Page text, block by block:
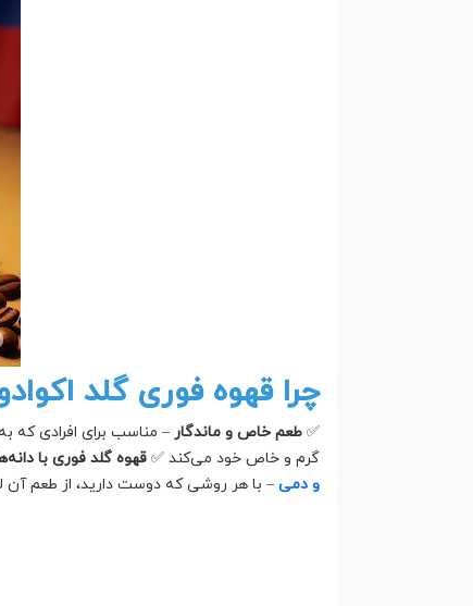
چرا قهوه فوری گلد
✅ طعم خاص و ماندگار– مناسب برای افرادی که
گرم و خاص خود می‌کند ✅ قهوه گلد فوری با
و دمی– با هر روشی که دوست دارید، از طعم آن